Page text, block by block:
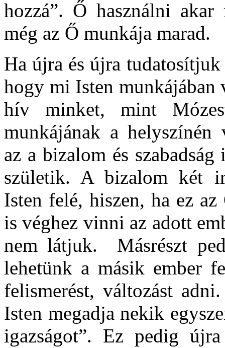
hozzá”. Ő használni
még az Ő munkája marad.
Ha újra és újra
hogy mi Isten munkájában
hív minket, mint
munkájának a helyszínén
az a bizalom és szabadság
születik. A bizalom két
Isten felé, hiszen, ha ez
is véghez vinni az adott
nem látjuk. Másrészt
lehetünk a másik ember
felismerést, változást
Isten megadja nekik
igazságot”. Ez pedig